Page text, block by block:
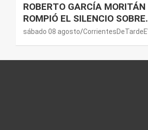
ROBERTO GARCÍA MORITÁN
ROMPIÓ EL SILENCIO SOBRE
EMILY CECO Y VIRGINIA
sábado 08 agosto